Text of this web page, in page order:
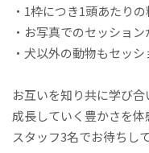
・1枠につき1頭あたり
・お写真でのセッショ
・犬以外の動物もセッ
お互いを知り共に学び合
成長していく豊かさを体
スタッフ3名でお待ちし